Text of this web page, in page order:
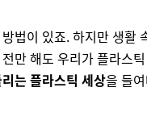
법이 있죠. 하지만 생활
만 해도 우리가 플라스
는 플라스틱 세상을 들